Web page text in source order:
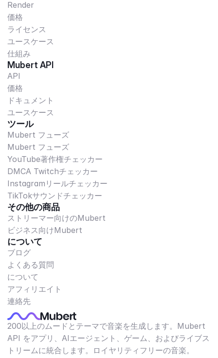
Render
価格
ライセンス
ユースケース
仕組み
Mubert API
API
価格
ドキュメント
ユースケース
ツール
Mubert フューズ
Mubert フューズ
YouTube著作権チェッカー
DMCA Twitchチェッカー
Instagramリールチェッカー
TikTokサウンドチェッカー
その他の商品
ストリーマー向けのMubert
ビジネス向けMubert
について
ブログ
よくある質問
について
アフィリエイト
連絡先
200以上のムードとテーマで音楽を生成します。Mubert
API をアプリ、AIエージェント、ゲーム、およびライブス
トリームに統合します。ロイヤリティフリーの音楽。